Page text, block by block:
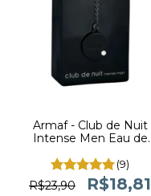
Armaf - Club de Nuit
Intense Men Eau de
(9)
R$23,90 R$18,81